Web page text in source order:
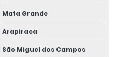
Mata Grande
Arapiraca
São Miguel dos Campos